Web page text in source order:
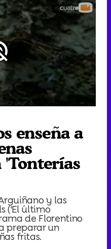
Loaded
enseña a
y las
('El último
de Florentino
preparar un
fritas.